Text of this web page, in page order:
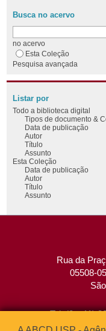
Busca no acervo
no acervo
Esta Coleção
Pesquisa avançada
Listar por
Todo a biblioteca digital
Tipos de documento &
Data de publicação
Autor
Título
Assunto
Esta Coleção
Data de publicação
Autor
Título
Assunto
Rua da
05508-
Tel: (0xx11)